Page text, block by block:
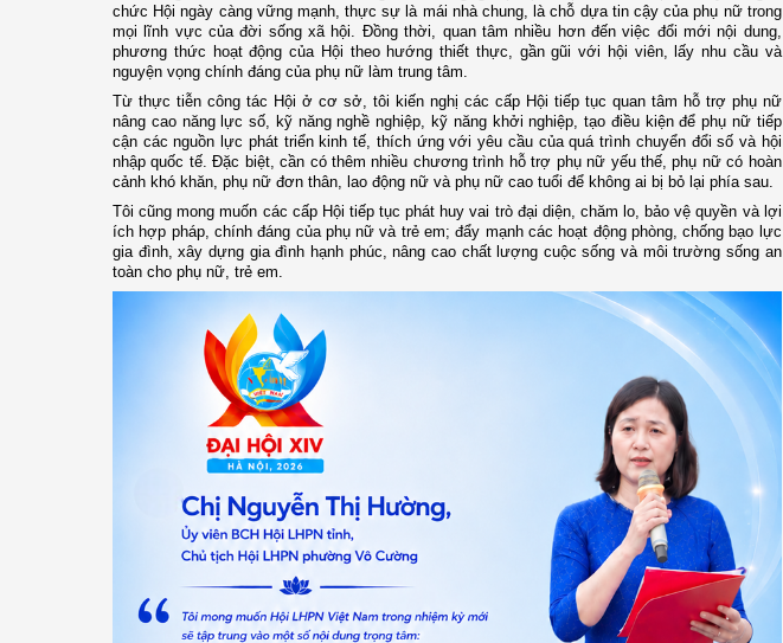
chức Hội ngày càng vững mạnh, thực sự là mái nhà chung, là chỗ dựa tin cậy của phụ nữ trong
mọi lĩnh vực của đời sống xã hội. Đồng thời, quan tâm nhiều hơn đến việc đổi mới nội dung,
phương thức hoạt động của Hội theo hướng thiết thực, gần gũi với hội viên, lấy nhu cầu và
nguyện vọng chính đáng của phụ nữ làm trung tâm.
Từ thực tiễn công tác Hội ở cơ sở, tôi kiến nghị các cấp Hội tiếp tục quan tâm hỗ trợ phụ nữ
nâng cao năng lực số, kỹ năng nghề nghiệp, kỹ năng khởi nghiệp, tạo điều kiện để phụ nữ tiếp
cận các nguồn lực phát triển kinh tế, thích ứng với yêu cầu của quá trình chuyển đổi số và hội
nhập quốc tế. Đặc biệt, cần có thêm nhiều chương trình hỗ trợ phụ nữ yếu thế, phụ nữ có hoàn
cảnh khó khăn, phụ nữ đơn thân, lao động nữ và phụ nữ cao tuổi để không ai bị bỏ lại phía sau.
Tôi cũng mong muốn các cấp Hội tiếp tục phát huy vai trò đại diện, chăm lo, bảo vệ quyền và lợi
ích hợp pháp, chính đáng của phụ nữ và trẻ em; đẩy mạnh các hoạt động phòng, chống bạo lực
gia đình, xây dựng gia đình hạnh phúc, nâng cao chất lượng cuộc sống và môi trường sống an
toàn cho phụ nữ, trẻ em.